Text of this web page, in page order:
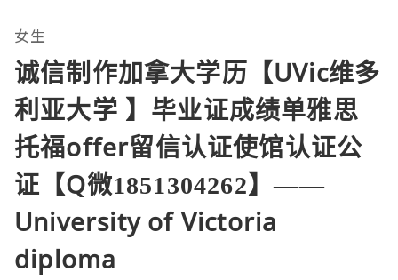
女生
诚信制作加拿大学历【UVic维多
利亚大学 】毕业证成绩单雅思
托福offer留信认证使馆认证公
证【Q微1851304262】——
University of Victoria
diploma